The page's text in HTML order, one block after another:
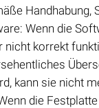
Wenn die
korrekt
kann sie nicht
die